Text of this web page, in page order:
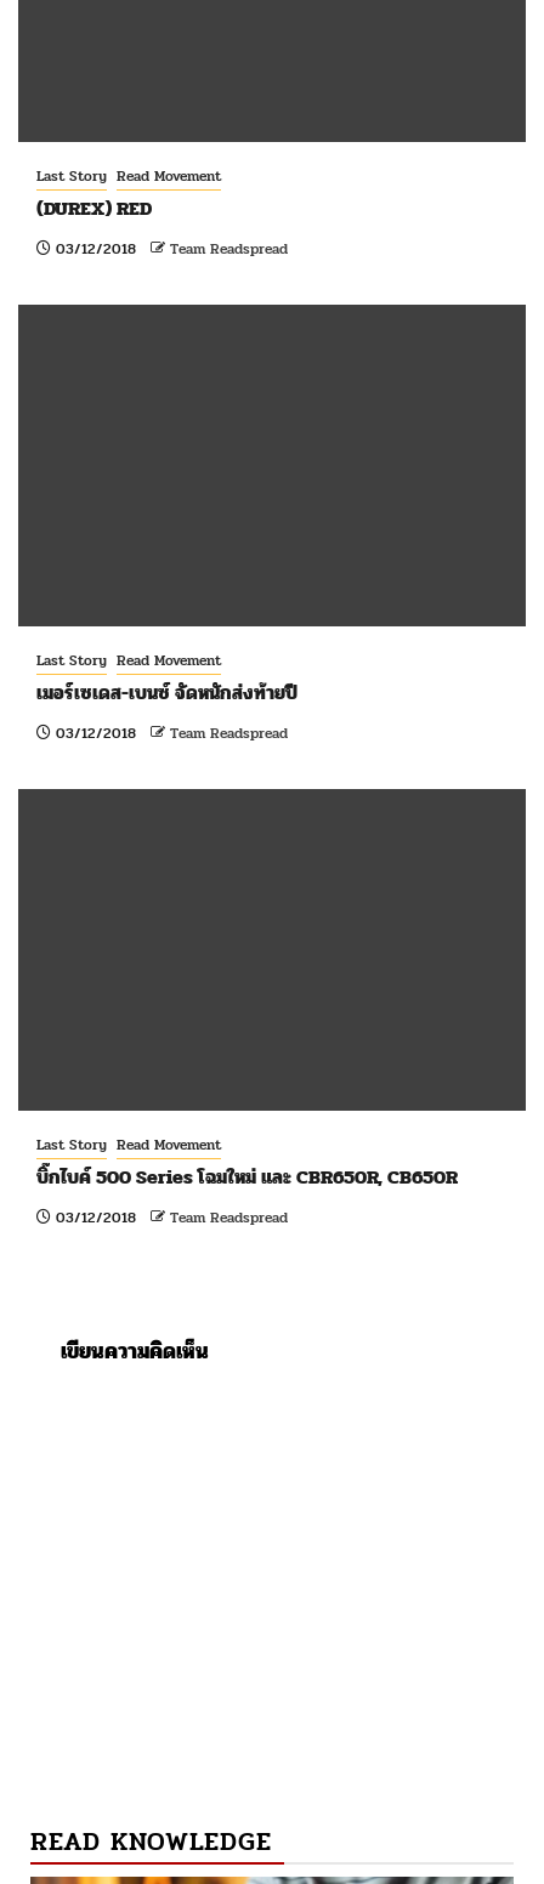
Last Story Read Movement
(DUREX) RED
03/12/2018 Team Readspread
Last Story Read Movement
เมอร์เซเดส-เบนซ์ จัดหนักส่งท้ายปี
03/12/2018 Team Readspread
Last Story Read Movement
บิ๊กไบค์ 500 Series โฉมใหม่ และ CBR650R, CB650R
03/12/2018 Team Readspread
เขียนความคิดเห็น
READ KNOWLEDGE